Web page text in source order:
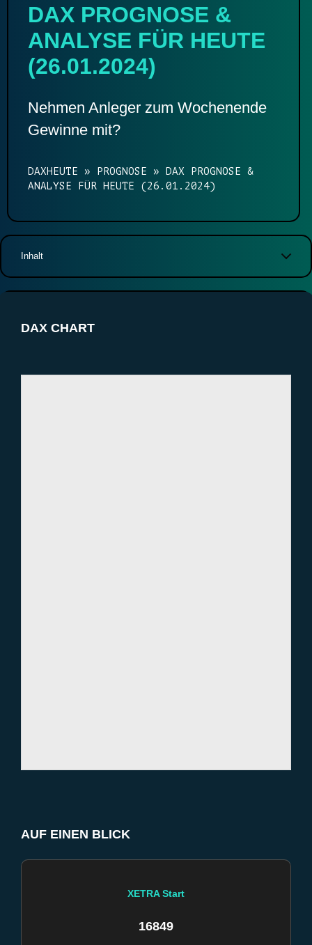
DAX PROGNOSE &
ANALYSE FÜR HEUTE
(26.01.2024)
Nehmen Anleger zum Wochenende
Gewinne mit?
DAXHEUTE » PROGNOSE »
DAX PROGNOSE &
ANALYSE FÜR HEUTE (26.01.2024)
Inhalt
DAX Chart
Bullisches Szenario: Potenzial für weitere
DAX CHART
AUF EINEN BLICK
XETRA Start
16849